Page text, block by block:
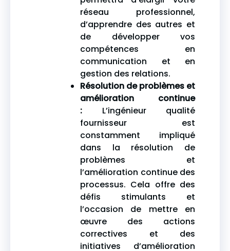
réseau professionnel,
d’apprendre des autres et
de développer vos
compétences en
communication et en
gestion des relations.
Résolution de problèmes et
amélioration continue
: L’ingénieur qualité
fournisseur est
constamment impliqué
dans la résolution de
problèmes et
l’amélioration continue des
processus. Cela offre des
défis stimulants et
l’occasion de mettre en
œuvre des actions
correctives et des
initiatives d’amélioration